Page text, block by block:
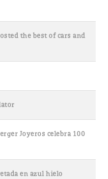
the best of cars and
Joyeros celebra 100
en azul hielo